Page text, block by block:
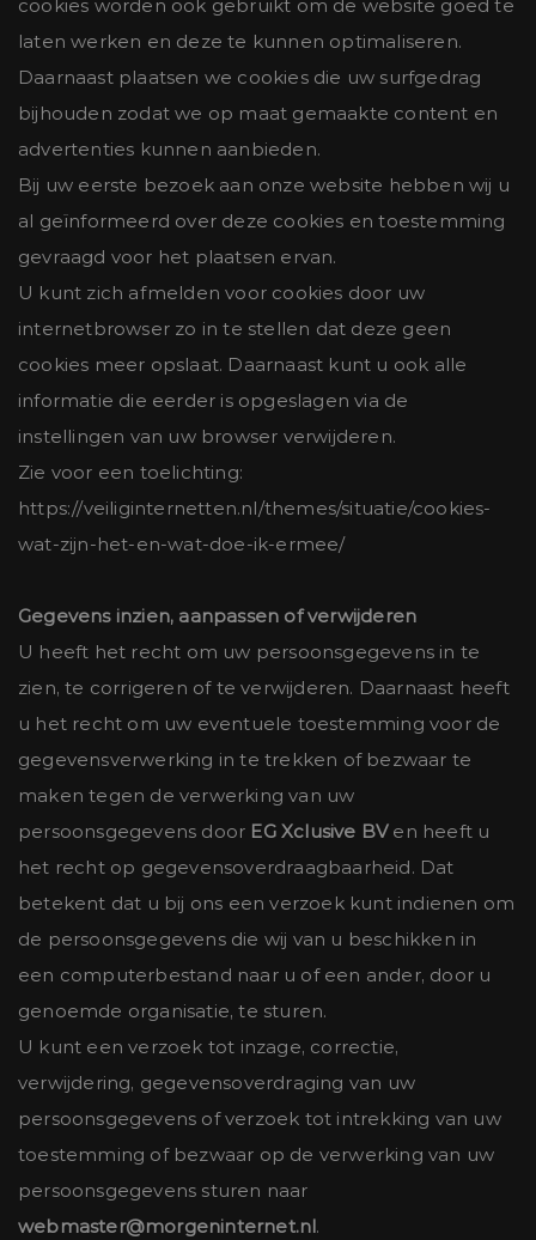
cookies worden ook gebruikt om de website goed te
laten werken en deze te kunnen optimaliseren.
Daarnaast plaatsen we cookies die uw surfgedrag
bijhouden zodat we op maat gemaakte content en
advertenties kunnen aanbieden.
Bij uw eerste bezoek aan onze website hebben wij u
al geïnformeerd over deze cookies en toestemming
gevraagd voor het plaatsen ervan.
U kunt zich afmelden voor cookies door uw
internetbrowser zo in te stellen dat deze geen
cookies meer opslaat. Daarnaast kunt u ook alle
informatie die eerder is opgeslagen via de
instellingen van uw browser verwijderen.
Zie voor een toelichting:
https://veiliginternetten.nl/themes/situatie/cookies-
wat-zijn-het-en-wat-doe-ik-ermee/
Gegevens inzien, aanpassen of verwijderen
U heeft het recht om uw persoonsgegevens in te
zien, te corrigeren of te verwijderen. Daarnaast heeft
u het recht om uw eventuele toestemming voor de
gegevensverwerking in te trekken of bezwaar te
maken tegen de verwerking van uw
persoonsgegevens door EG Xclusive BVen heeft u
het recht op gegevensoverdraagbaarheid. Dat
betekent dat u bij ons een verzoek kunt indienen om
de persoonsgegevens die wij van u beschikken in
een computerbestand naar u of een ander, door u
genoemde organisatie, te sturen.
U kunt een verzoek tot inzage, correctie,
verwijdering, gegevensoverdraging van uw
persoonsgegevens of verzoek tot intrekking van uw
toestemming of bezwaar op de verwerking van uw
persoonsgegevens sturen naar
webmaster@morgeninternet.nl.